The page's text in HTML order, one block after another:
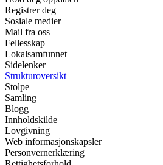
Registrer deg
Sosiale medier
Mail fra oss
Fellesskap
Lokalsamfunnet
Sidelenker
Strukturoversikt
Stolpe
Samling
Blogg
Innholdskilde
Lovgivning
Web informasjonskapsler
Personvernerklæring